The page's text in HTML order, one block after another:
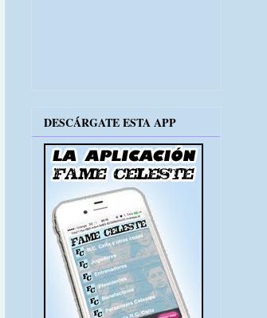
DESCÁRGATE ESTA APP